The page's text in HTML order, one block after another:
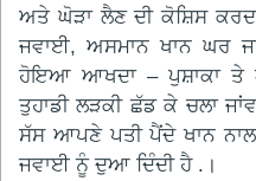
ਅਤੇ ਘੋੜਾ ਲੈਣ ਦੀ ਕੋਸ਼ਿਸ
ਜਵਾਈ, ਅਸਮਾਨ ਖਾਨ ਘਰ
ਹੋਇਆ ਆਖਦਾ – ਪੁਸ਼ਾਕਾ ਤੇ
ਤੁਹਾਡੀ ਲੜਕੀ ਛੱਡ ਕੇ ਚਲਾ
ਸੱਸ ਆਪਣੇ ਪਤੀ ਪੈਂਦੇ ਖਾਨ ਨਾਲ
ਜਵਾਈ ਨੂੰ ਦੁਆ ਦਿੰਦੀ ਹੈ .।